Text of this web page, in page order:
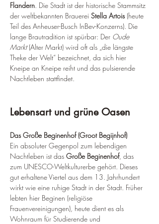
Flandern. Die Stadt ist der historische Stammsitz
der weltbekannten Brauerei Stella Artois (heute
Teil des Anheuser-Busch InBev-Konzerns). Die
lange Brautradition ist spürbar: Der Oude
Markt (Alter Markt) wird oft als „die längste
Theke der Welt“ bezeichnet, da sich hier
Kneipe an Kneipe reiht und das pulsierende
Nachtleben stattfindet.
Lebensart und grüne Oasen
Das Große Beginenhof (Groot Begijnhof)
Ein absoluter Gegenpol zum lebendigen
Nachtleben ist das Große Beginenhof, das
zum UNESCO-Weltkulturerbe gehört. Dieses
gut erhaltene Viertel aus dem 13. Jahrhundert
wirkt wie eine ruhige Stadt in der Stadt. Früher
lebten hier Beginen (religiöse
Frauenvereinigungen), heute dient es als
Wohnraum für Studierende und